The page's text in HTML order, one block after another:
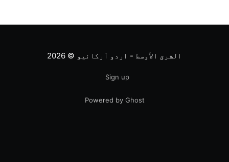
الشرق الأوسط - اردو آرکائیو © 2026
Sign up
Powered by Ghost